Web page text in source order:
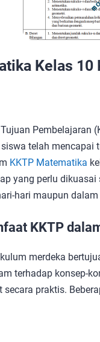
Kelas
Pembelajaran
telah
KKTP Matematika
yang perlu
hari maupun
KKTP
merdeka
terhadap konsep-
secara praktis.